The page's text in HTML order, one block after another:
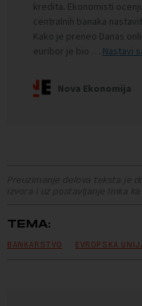
Preuzimanje delova teksta je
izvora i uz postavljanje linka
TEMA:
BANKARSTVO EVROPSKA